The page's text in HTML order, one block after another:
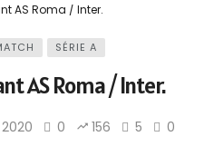
AS Roma / Inter.
SÉRIE A
AS Roma / Inter.
0 156 5 0